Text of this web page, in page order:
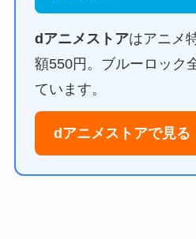
dアニメストアはアニメ
額550円。ブルーロック
ています。
dアニメストアで見る